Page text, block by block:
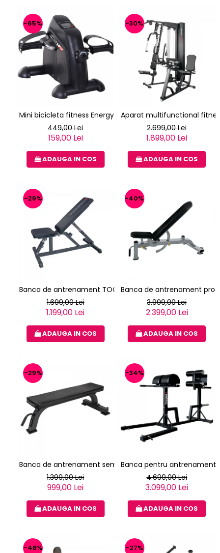
-65%
Mini bicicleta fitness Energy Fit
449,00 Lei
159,00 Lei
ADAUGA IN COS
-30%
Aparat multifunctional
2.699,00 Lei
1.899,00 Lei
ADAUGA IN COS
-29%
Banca de antrenament TOORX WBX-85
1.699,00 Lei
1.199,00 Lei
ADAUGA IN COS
-40%
Banca de antrenament
3.999,00 Lei
2.399,00 Lei
ADAUGA IN COS
-29%
Banca de antrenament semiprofesionala TOORX WBX-100
1.399,00 Lei
999,00 Lei
ADAUGA IN COS
-34%
Banca pentru antrenament
4.699,00 Lei
3.099,00 Lei
ADAUGA IN COS
-48% -27%